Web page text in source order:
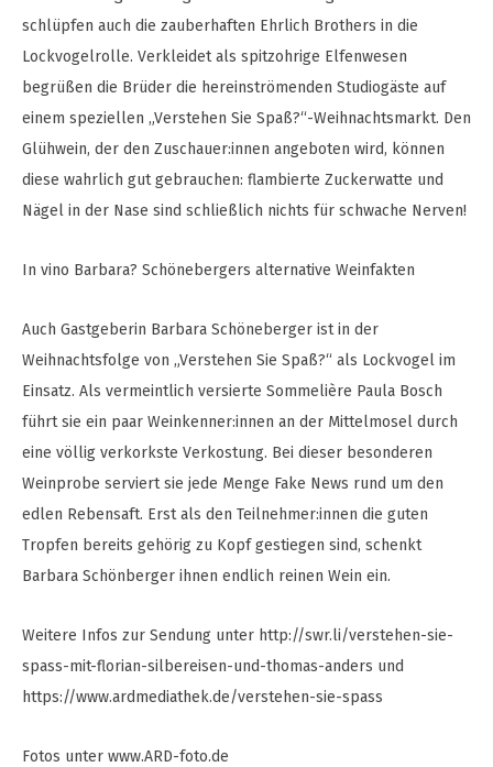
schlüpfen auch die zauberhaften Ehrlich Brothers in die
Lockvogelrolle. Verkleidet als spitzohrige Elfenwesen
begrüßen die Brüder die hereinströmenden Studiogäste auf
einem speziellen „Verstehen Sie Spaß?“-Weihnachtsmarkt. Den
Glühwein, der den Zuschauer:innen angeboten wird, können
diese wahrlich gut gebrauchen: flambierte Zuckerwatte und
Nägel in der Nase sind schließlich nichts für schwache Nerven!
In vino Barbara? Schönebergers alternative Weinfakten
Auch Gastgeberin Barbara Schöneberger ist in der
Weihnachtsfolge von „Verstehen Sie Spaß?“ als Lockvogel im
Einsatz. Als vermeintlich versierte Sommelière Paula Bosch
führt sie ein paar Weinkenner:innen an der Mittelmosel durch
eine völlig verkorkste Verkostung. Bei dieser besonderen
Weinprobe serviert sie jede Menge Fake News rund um den
edlen Rebensaft. Erst als den Teilnehmer:innen die guten
Tropfen bereits gehörig zu Kopf gestiegen sind, schenkt
Barbara Schönberger ihnen endlich reinen Wein ein.
Weitere Infos zur Sendung unter http://swr.li/verstehen-sie-
spass-mit-florian-silbereisen-und-thomas-anders und
https://www.ardmediathek.de/verstehen-sie-spass
Fotos unter www.ARD-foto.de